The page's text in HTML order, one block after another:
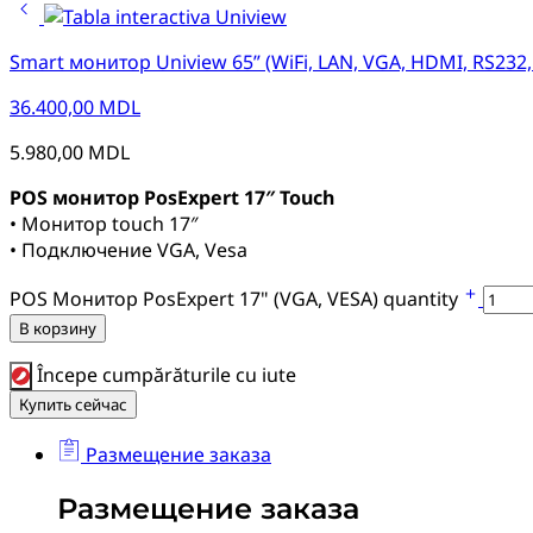
Smart монитор Uniview 65” (WiFi, LAN, VGA, HDMI,
36.400,00 MDL
5.980,00 MDL
POS монитор PosExpert 17″ Touch
• Монитор touch 17″
• Подключение VGA, Vesa
POS Монитор PosExpert 17" (VGA, VESA) quantity
В корзину
Începe cumpărăturile cu iute
Купить сейчас
Размещение заказа
Размещение заказа